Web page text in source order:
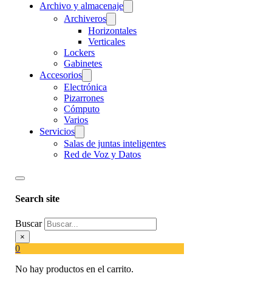
Archivo y almacenaje
Archiveros
Horizontales
Verticales
Lockers
Gabinetes
Accesorios
Electrónica
Pizarrones
Cómputo
Varios
Servicios
Salas de juntas inteligentes
Red de Voz y Datos
Search site
Buscar
×
0
No hay productos en el carrito.